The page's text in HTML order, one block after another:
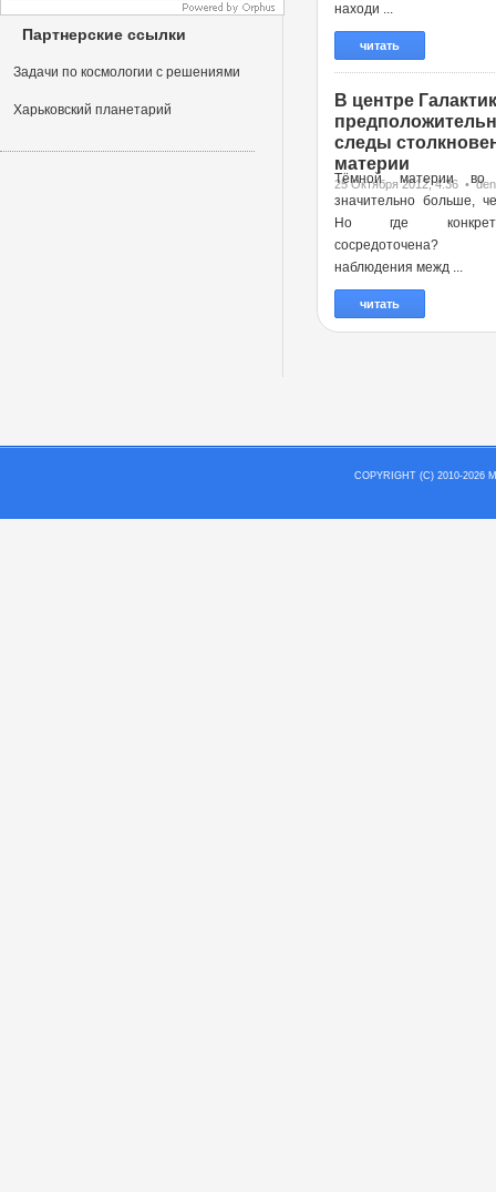
находи ...
читать
В центре
следы
материи
25 Октября 2012, 4:36 • den
Тёмной материи во
значительно больше,
Но где
наблюдения межд ...
читать
Партнерские ссылки
Задачи по космологии с решениями
Харьковский планетарий
COPYRIGHT (C) 2010-